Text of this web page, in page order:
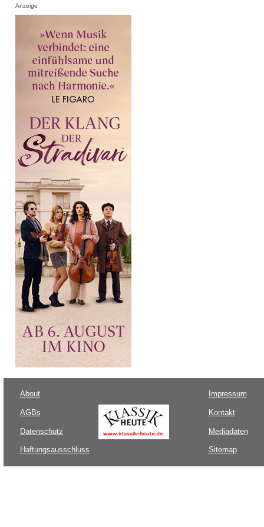
Anzeige
About
AGBs
Datenschutz
Haftungsausschluss
Impressum
Kontakt
Mediadaten
Sitemap